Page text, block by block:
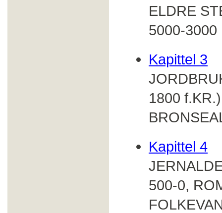
ELDRE
5000-3000
Kapittel 3
1800 f.KR.)
Kapittel 4
500-0,